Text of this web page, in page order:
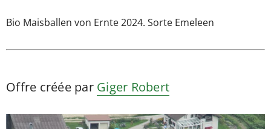
Bio Maisballen von Ernte 2024. Sorte Emeleen
Offre créée par Giger Robert